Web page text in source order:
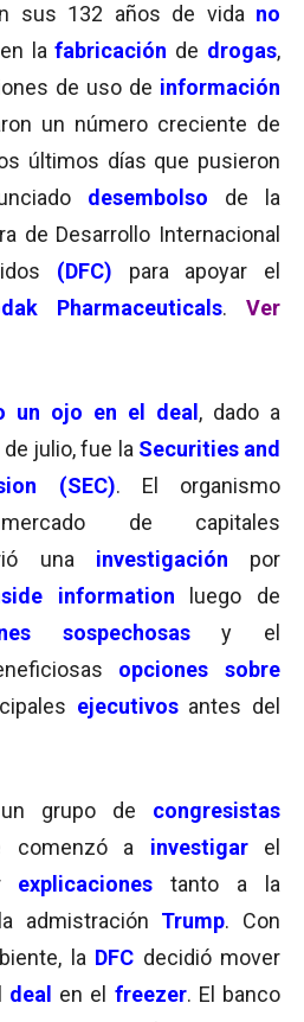
sus 132 años de vida no
en la fabricación de drogas,
de uso de información
un número creciente de
últimos días que pusieron
desembolso de la
de Desarrollo Internacional
(DFC) para apoyar el
Pharmaceuticals. Ver
un ojo en el deal , dado a
julio, fue la Securities and
(SEC). El organismo
de capitales
una investigación por
information luego de
sospechosasy el
opciones sobre
ejecutivosantes del
grupo de congresistas
comenzó a investigar
el
explicaciones tanto a la
admistración Trump. Con
la DFC decidió mover
deal en el freezer. El banco